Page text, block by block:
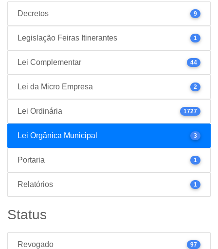
Decretos 9
Legislação Feiras Itinerantes 1
Lei Complementar 44
Lei da Micro Empresa 2
Lei Ordinária 1727
Lei Orgânica Municipal 3
Portaria 1
Relatórios 1
Status
Revogado 97